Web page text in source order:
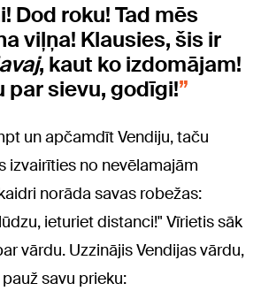
Dod roku! Tad mēs
viļņa! Klausies, šis ir
, kaut ko izdomājam!
par sievu, godīgi!
un apčamdīt Vendiju, taču
izvairīties no nevēlamajām
norāda savas robežas:
ieturiet distanci!" Vīrietis sāk
vārdu. Uzzinājis Vendijas vārdu,
savu prieku: